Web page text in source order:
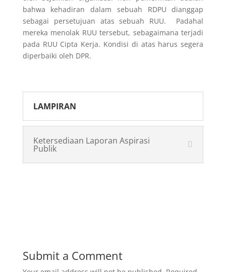
bahwa kehadiran dalam sebuah RDPU dianggap
sebagai persetujuan atas sebuah RUU. Padahal
mereka menolak RUU tersebut, sebagaimana terjadi
pada RUU Cipta Kerja. Kondisi di atas harus segera
diperbaiki oleh DPR.
LAMPIRAN
Ketersediaan Laporan Aspirasi
Publik
Submit a Comment